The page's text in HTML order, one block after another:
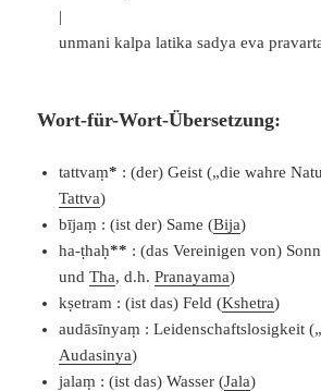
|
unmani kalpa latika sadya eva
Wort-für-Wort-Übersetzung:
tattvaṃ* : (der) Geist („die wahre
Tattva)
bījaṃ : (ist der) Same (Bija)
ha-ṭhaḥ** : (das Vereinigen von)
undTha, d.h.Pranayama)
kṣetram : (ist das) Feld (Kshetra)
audāsīnyaṃ : Leidenschaftslosigkeit
Audasinya)
jalaṃ : (ist das) Wasser (Jala)